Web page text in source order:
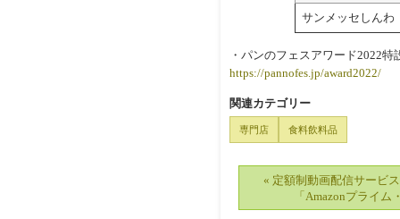
サンメッセしんわ
・パンのフェスアワード2022特
https://pannofes.jp/award2022/
関連カテゴリー
専門店 食料飲料品
« 定額制動画配信サービ
「Amazonプライム